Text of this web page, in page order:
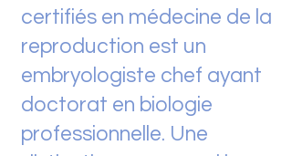
certifiés en médecine de la
reproduction est un
embryologiste chef ayant
doctorat en biologie
professionnelle. Une